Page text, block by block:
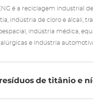
é a reciclagem industrial
indústria de cloro e álcali,
indústria médica,
e indústria
de titânio e